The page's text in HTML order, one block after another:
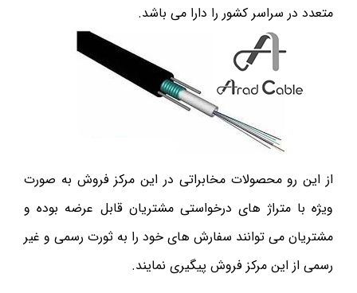
متعدد در سراسر کشور را دارا می باشد.
از این رو محصولات مخابراتی در این مرکز فروش به صورت
ویژه با متراژ های درخواستی مشتریان قابل عرضه بوده و
مشتریان می توانند سفارش های خود را به ثورت رسمی و غیر
رسمی از این مرکز فروش پیگیری نمایند.